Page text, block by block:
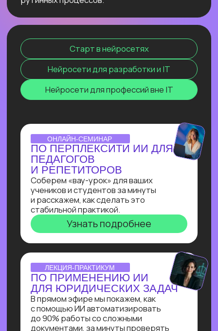
сокращение расходов, ускорение
и прочее. Освоив эту востребованную
профессию сейчас, ты станешь
интеллектуальные продукты, которые
меняют правила игры и приносят
реальную прибыль.
ОТКРЫТЫЙ УРОК
ЗАПУСК НЕЙРОСЕТИ
Покажем, как развернуть модель
deepseek R1 прямо на своём
компьютере и не переживать
о безопасности данных, зависаниях
и плохом интернете
Узнать подробнее
ОNLINE-ПРАКТИКУМ
ПО СОЗДАНИЮ ИИ-
АССИСТЕНТА
В прямом эфире Кирилл Пшинник
сделает реальную задачу промпт-
инженера: создаст
многофункционального ИИ-ассистента
для коммуникации с клиентом на сайте
и сокращения затрат на персонал.
Узнать подробнее
ОNLINE-ИНТЕНСИВ
СОЗДАЕМ ИИ-АССИСТЕНТА
ЗА 3 ДНЯ!
Ты создашь полноценного ИИ-
ассистента, интегрированного